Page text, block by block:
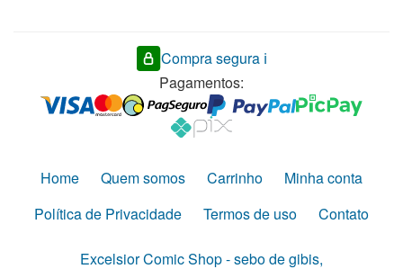
Compra segura ℹ️
Pagamentos:
Home Quem somos Carrinho
Minha conta
Política de Privacidade
Termos de uso Contato
Excelsior Comic Shop - sebo de gibis,